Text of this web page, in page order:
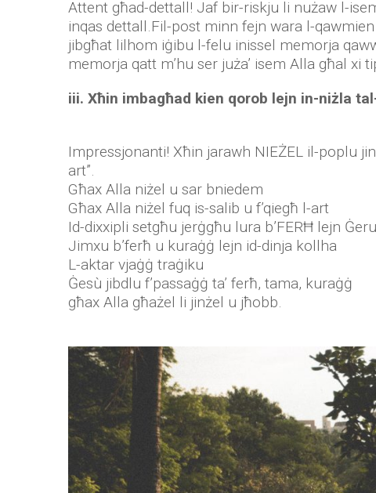
Attent għad-dettall! Jaf bir-riskju li nużaw l-
inqas dettall.Fil-post minn fejn wara l-
jibgħat lilhom iġibu l-felu inissel memorja
memorja qatt m’hu ser juża’ isem Alla għal xi
iii. Xħin imbagħad kien qorob lejn in-niżla
Impressjonanti! Xħin jarawh NIEŻEL il-poplu
art”.
Għax Alla niżel u sar bniedem
Għax Alla niżel fuq is-salib u f’qiegħ l-art
Id-dixxipli setgħu jerġgħu lura b’FERĦ lejn
Jimxu b’ferħ u kuraġġ lejn id-dinja kollha
L-aktar vjaġġ traġiku
Ġesù jibdlu f’passaġġ ta’ ferħ, tama, kuraġġ
għax Alla għażel li jinżel u jħobb.